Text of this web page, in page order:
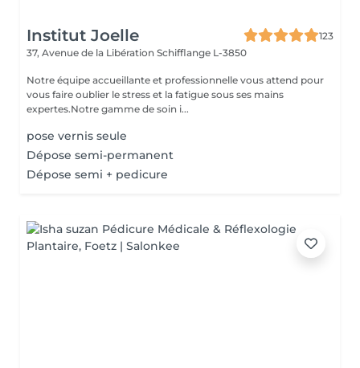
Institut Joelle
123
37, Avenue de la Libération Schifflange L-3850
Notre équipe accueillante et professionnelle vous attend pour
vous faire oublier le stress et la fatigue sous ses mains
expertes.Notre gamme de soin i...
pose vernis seule
Dépose semi-permanent
Dépose semi + pedicure